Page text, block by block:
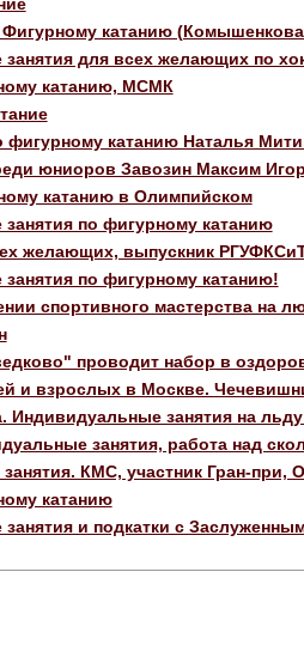
катанию
для всех желающих по
катанию, МСМК
фигурному катанию Наталья
юниоров Завозин Максим
катанию в Олимпийском
по фигурному катанию
желающих, выпускник
по фигурному катанию!
спортивного мастерства на
проводит набор в
и взрослых в Москве.
Индивидуальные занятия на
занятия, работа над
КМС, участник Гран-при,
катанию
и подкатки с